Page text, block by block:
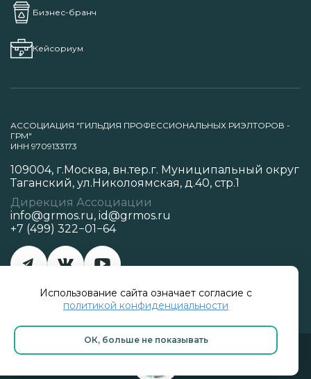
Использование сайта означает согласие с
политикой конфиденциальности
ОК, больше не показывать
Бизнес-бранч
Кейсориум
АССОЦИАЦИЯ "ГИЛЬДИЯ ПРОФЕССИОНАЛЬНЫХ РИЭЛТОРОВ -
ГРМ"
ИНН 9709133173
109004, г.Москва, вн.тер.г. Муниципальный округ
Таганский, ул.Николоямская, д.40, стр.1
Дирекция Ассоциации
info@grmos.ru, id@grmos.ru
+7 (499) 322−01−64
Политика конфиденциальности
Разработано в